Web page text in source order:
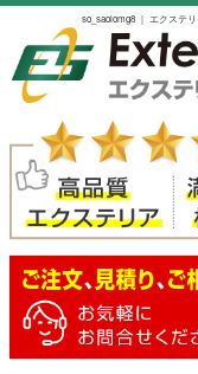
so_saolomg8 ｜ エクステ